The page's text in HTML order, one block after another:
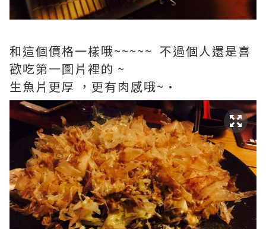
和這個價格一樣哦~~~~~ 不過個人還是喜
歡吃第一圖片裡的 ~
生魚片更厚 ，更有肉感哦~·